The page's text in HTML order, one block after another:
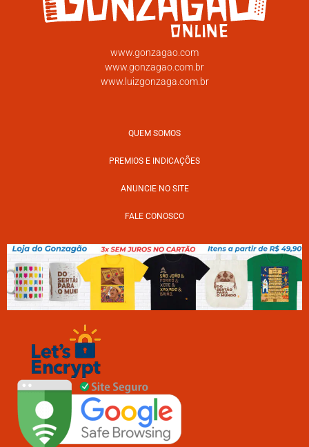
www.gonzagao.com
www.gonzagao.com.br
www.luizgonzaga.com.br
QUEM SOMOS
PREMIOS E INDICAÇÕES
ANUNCIE NO SITE
FALE CONOSCO